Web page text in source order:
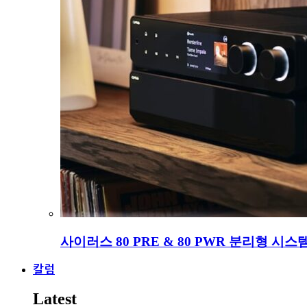
사이러스 80 PRE & 80 PWR 분리형 시스
칼럼
Latest